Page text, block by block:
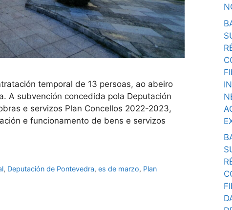
temporal de 13 persoas, ao abeiro
A subvención concedida pola Deputación
e servizos Plan Concellos 2022-2023,
e funcionamento de bens e servizos
, Deputación de Pontevedra, es de marzo, Plan